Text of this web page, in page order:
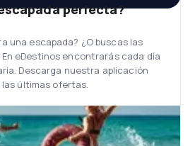
perfecta?
una escapada? ¿O buscas las
eDestinos encontrarás cada día
Descarga nuestra aplicación
últimas ofertas.